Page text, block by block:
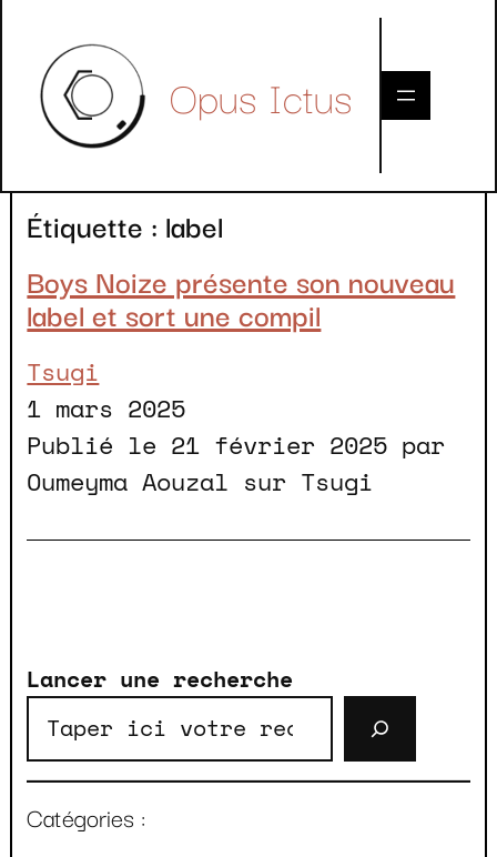
content
Opus Ictus
Étiquette : label
Boys Noize présente son nouveau
label et sort une compil
Tsugi
1 mars 2025
Publié le 21 février 2025 par
Oumeyma Aouzal sur Tsugi
Lancer une recherche
Catégories :